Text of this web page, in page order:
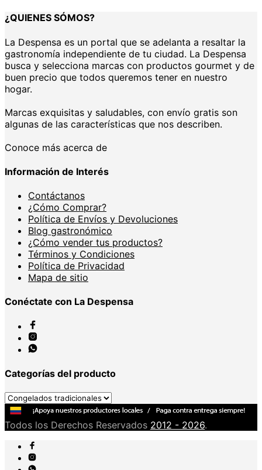
¿QUIENES SÓMOS?
La Despensa es un portal que se adelanta a resaltar la
gastronomía independiente de tu ciudad. La Despensa
busca y selecciona marcas con productos gourmet y de
buen precio que todos queremos tener en nuestro
hogar.
Marcas exquisitas y saludables, con envío gratis son
algunas de las características que nos describen.
Conoce más acerca de
Información de Interés
Contáctanos
¿Cómo Comprar?
Política de Envíos y Devoluciones
Blog gastronómico
¿Cómo vender tus productos?
Términos y Condiciones
Política de Privacidad
Mapa de sitio
Conéctate con La Despensa
Categorías del producto
Todos los Derechos Reservados 2012 - 2026.